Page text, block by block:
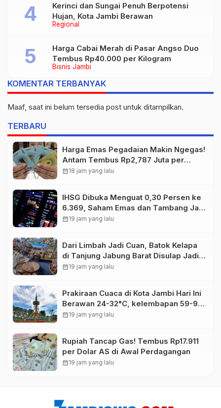
Regional
Kerinci dan Sungai Penuh Berpotensi
Hujan, Kota Jambi Berawan
Bisnis Jambi
Harga Cabai Merah di Pasar Angso Duo
Tembus Rp40.000 per Kilogram
KOMENTAR TERBANYAK
Maaf, saat ini belum tersedia post untuk ditampilkan.
TERBARU
Harga Emas Pegadaian Makin Ngegas!
Antam Tembus Rp2,787 Juta per
Gram
calendar_month18 jam yang lalu
IHSG Dibuka Menguat 0,30 Persen ke
6.369, Saham Emas dan Tambang Jadi
Penggerak
calendar_month19 jam yang lalu
Dari Limbah Jadi Cuan, Batok Kelapa
di Tanjung Jabung Barat Disulap Jadi
Kerajinan Bernilai Tinggi
calendar_month19 jam yang lalu
Prakiraan Cuaca di Kota Jambi Hari Ini
Berawan 24-32°C, kelembapan 59-97
persen.
calendar_month19 jam yang lalu
Rupiah Tancap Gas! Tembus Rp17.911
per Dolar AS di Awal Perdagangan
calendar_month19 jam yang lalu